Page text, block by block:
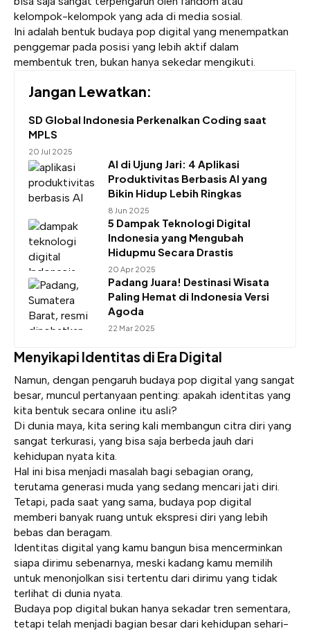
kelompok-kelompok yang ada di media sosial.
Ini adalah bentuk budaya pop digital yang menempatkan
penggemar pada posisi yang lebih aktif dalam
membentuk tren, bukan hanya sekedar mengikuti.
Jangan Lewatkan:
SD Global Indonesia Perkenalkan Coding saat
MPLS
20 Jul 2025
AI di Ujung Jari: 4 Aplikasi
Produktivitas Berbasis AI yang
Bikin Hidup Lebih Ringkas
8 Jun 2025
5 Dampak Teknologi Digital
Indonesia yang Mengubah
Hidupmu Secara Drastis
20 Apr 2025
Padang Juara! Destinasi Wisata
Paling Hemat di Indonesia Versi
Agoda
22 Mar 2025
Menyikapi Identitas di Era Digital
Namun, dengan pengaruh budaya pop digital yang sangat
besar, muncul pertanyaan penting: apakah identitas yang
kita bentuk secara online itu asli?
Di dunia maya, kita sering kali membangun citra diri yang
sangat terkurasi, yang bisa saja berbeda jauh dari
kehidupan nyata kita.
Hal ini bisa menjadi masalah bagi sebagian orang,
terutama generasi muda yang sedang mencari jati diri.
Tetapi, pada saat yang sama, budaya pop digital
memberi banyak ruang untuk ekspresi diri yang lebih
bebas dan beragam.
Identitas digital yang kamu bangun bisa mencerminkan
siapa dirimu sebenarnya, meski kadang kamu memilih
untuk menonjolkan sisi tertentu dari dirimu yang tidak
terlihat di dunia nyata.
Budaya pop digital bukan hanya sekadar tren sementara,
tetapi telah menjadi bagian besar dari kehidupan sehari-